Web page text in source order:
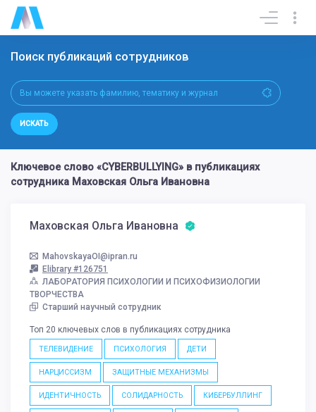
Поиск публикаций сотрудников
ИСКАТЬ
Ключевое слово «CYBERBULLYING» в публикациях
сотрудника Маховская Ольга Ивановна
Маховская Ольга Ивановна
MahovskayaOI@ipran.ru
Elibrary #126751
ЛАБОРАТОРИЯ ПСИХОЛОГИИ И ПСИХОФИЗИОЛОГИИ
ТВОРЧЕСТВА
Старший научный сотрудник
Топ 20 ключевых слов в публикациях сотрудника
ТЕЛЕВИДЕНИЕ ПСИХОЛОГИЯ ДЕТИ
НАРЦИССИЗМ ЗАЩИТНЫЕ МЕХАНИЗМЫ
ИДЕНТИЧНОСТЬ СОЛИДАРНОСТЬ КИБЕРБУЛЛИНГ